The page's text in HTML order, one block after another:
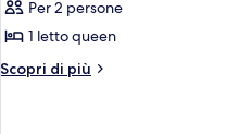
Superior
Vista
Per 2 persone
1 letto queen
Scopri di più
Altri